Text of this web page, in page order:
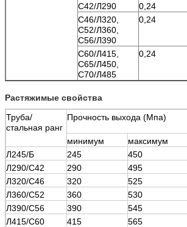
С42/Л290
0,24
С46/Л320,
С52/Л360,
С56/Л390
0,24
С60/Л415,
С65/Л450,
С70/Л485
0,24
Растяжимые свойства
Труба/
стальная ранг
Прочность выхода (Мпа)
минимум
максимум
Л245/Б
245 450
Л290/С42
290 495
Л320/С46
320 525
Л360/С52
360 530
Л390/С56
390 545
Л415/С60
415 565